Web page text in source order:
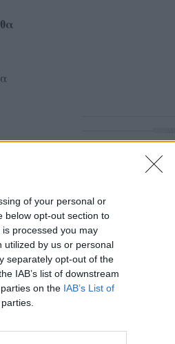
of your personal or
below opt-out section to
processed you may
utilized by us or personal
separately opt-out of the
IAB’s list of downstream
on the IAB’s List of